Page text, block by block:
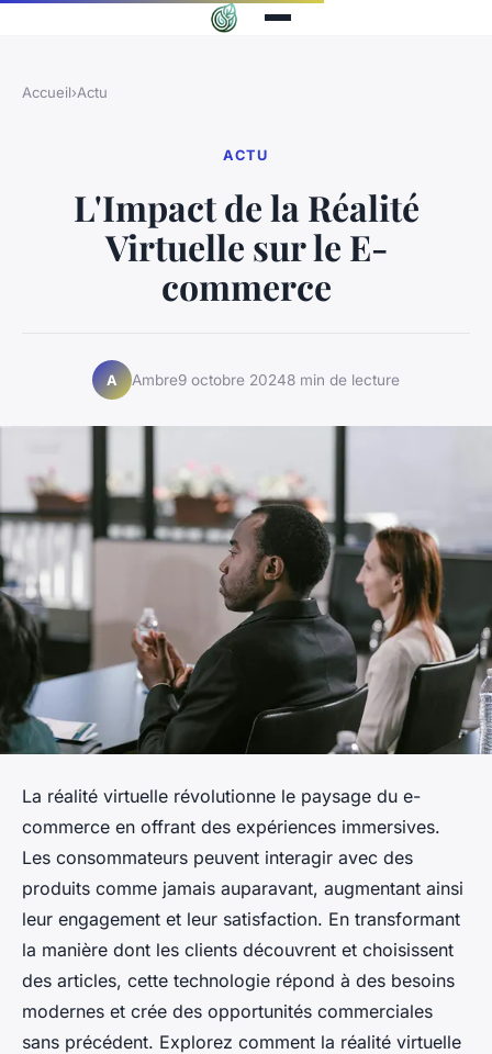
Accueil›Actu
ACTU
L'Impact de la Réalité
Virtuelle sur le E-
commerce
A Ambre9 octobre 20248 min de lecture
La réalité virtuelle révolutionne le paysage du e-
commerce en offrant des expériences immersives.
Les consommateurs peuvent interagir avec des
produits comme jamais auparavant, augmentant ainsi
leur engagement et leur satisfaction. En transformant
la manière dont les clients découvrent et choisissent
des articles, cette technologie répond à des besoins
modernes et crée des opportunités commerciales
sans précédent. Explorez comment la réalité virtuelle